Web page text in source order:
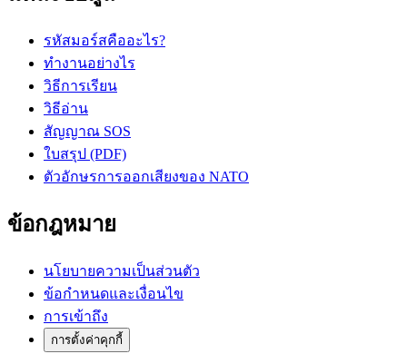
รหัสมอร์สคืออะไร?
ทำงานอย่างไร
วิธีการเรียน
วิธีอ่าน
สัญญาณ SOS
ใบสรุป (PDF)
ตัวอักษรการออกเสียงของ NATO
ข้อกฎหมาย
นโยบายความเป็นส่วนตัว
ข้อกำหนดและเงื่อนไข
การเข้าถึง
การตั้งค่าคุกกี้